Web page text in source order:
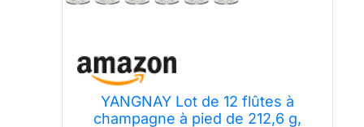
YANGNAY Lot de 12 flûtes à
champagne à pied de 212,6 g,